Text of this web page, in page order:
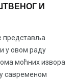
И
представља
у овом раду
моћних извора
савременом